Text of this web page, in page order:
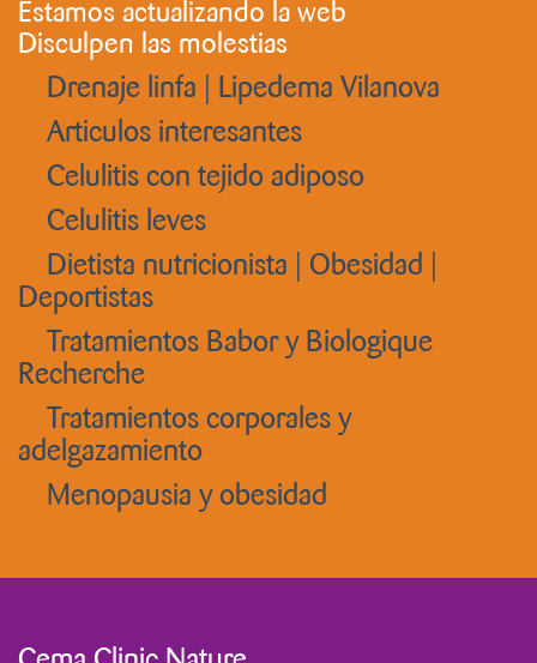
Estamos actualizando la web
Disculpen las molestias
Drenaje linfa | Lipedema Vilanova
Articulos interesantes
Celulitis con tejido adiposo
Celulitis leves
Dietista nutricionista | Obesidad |
Deportistas
Tratamientos Babor y Biologique
Recherche
Tratamientos corporales y
adelgazamiento
Menopausia y obesidad
Cema Clinic Nature